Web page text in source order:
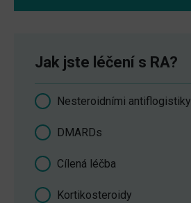
Jak jste léčení s RA?
Nesteroidními antiflogistiky
DMARDs
Cílená léčba
Kortikosteroidy